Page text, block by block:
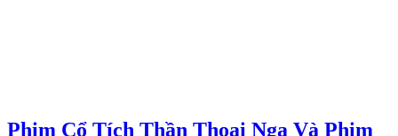
Phim Cổ Tích Thần Thoại Nga Và Phim